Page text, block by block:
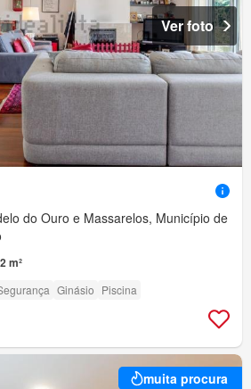
Ver foto
do Ouro e Massarelos, Município de
m²
Ginásio Piscina
muita procura